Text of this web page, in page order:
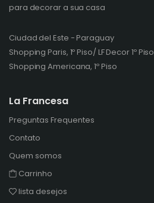
para decorar a sua casa
Ciudad del Este - Paraguay
Shopping Paris, 1º Piso/ LF Decor 1º Piso
Shopping Americana, 1º Piso
La Francesa
Preguntas Frequentes
Contato
Quem somos
Carrinho
lista desejos